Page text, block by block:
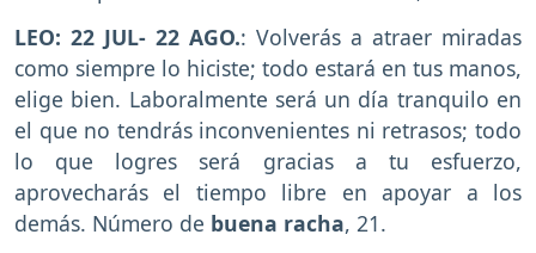
LEO: 22 JUL- 22 AGO.: Volverás a atraer miradas
como siempre lo hiciste; todo estará en tus manos,
elige bien. Laboralmente será un día tranquilo en
el que no tendrás inconvenientes ni retrasos; todo
lo que logres será gracias a tu esfuerzo,
aprovecharás el tiempo libre en apoyar a los
demás. Número de buena racha, 21.